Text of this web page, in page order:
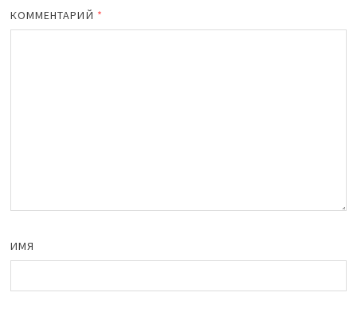
КОММЕНТАРИЙ *
ИМЯ